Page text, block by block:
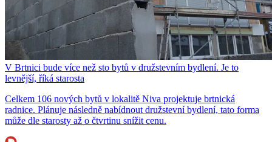
V Brtnici bude více než sto bytů v družstevním bydlení. Je to
levnější, říká starosta
Celkem 106 nových bytů v lokalitě Niva projektuje brtnická
radnice. Plánuje následně nabídnout družstevní bydlení, tato forma
může dle starosty až o čtvrtinu snížit cenu.